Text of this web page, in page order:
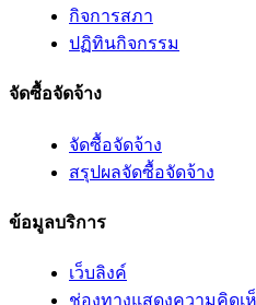
กิจการสภา
ปฏิทินกิจกรรม
จัดซื้อจัดจ้าง
จัดซื้อจัดจ้าง
สรุปผลจัดซื้อจัดจ้าง
ข้อมูลบริการ
เว็บลิงค์
ช่องทางแสดงความคิดเ